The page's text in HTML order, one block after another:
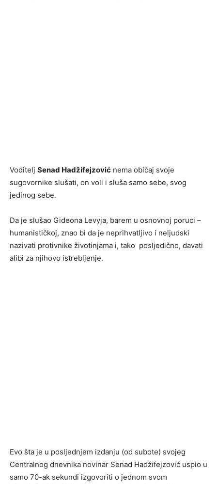
Voditelj Senad Hadžifejzović nema običaj svoje
sugovornike slušati, on voli i sluša samo sebe, svog
jedinog sebe.
Da je slušao Gideona Levyja, barem u osnovnoj poruci –
humanističkoj, znao bi da je neprihvatljivo i neljudski
nazivati protivnike životinjama i, tako posljedično, davati
alibi za njihovo istrebljenje.
Evo šta je u posljednjem izdanju (od subote) svojeg
Centralnog dnevnika novinar Senad Hadžifejzović uspio u
samo 70-ak sekundi izgovoriti o jednom svom